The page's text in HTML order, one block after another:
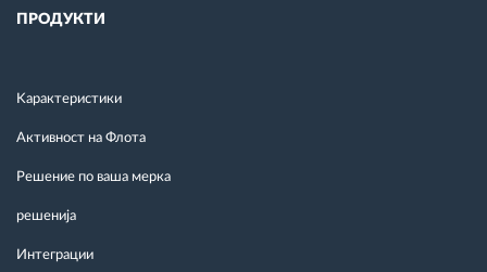
ПРОДУКТИ
Kарактеристики
Активност на Флота
Решение по ваша мерка
решенија
Интеграции